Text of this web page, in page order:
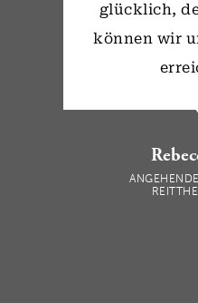
glücklich,
können wir